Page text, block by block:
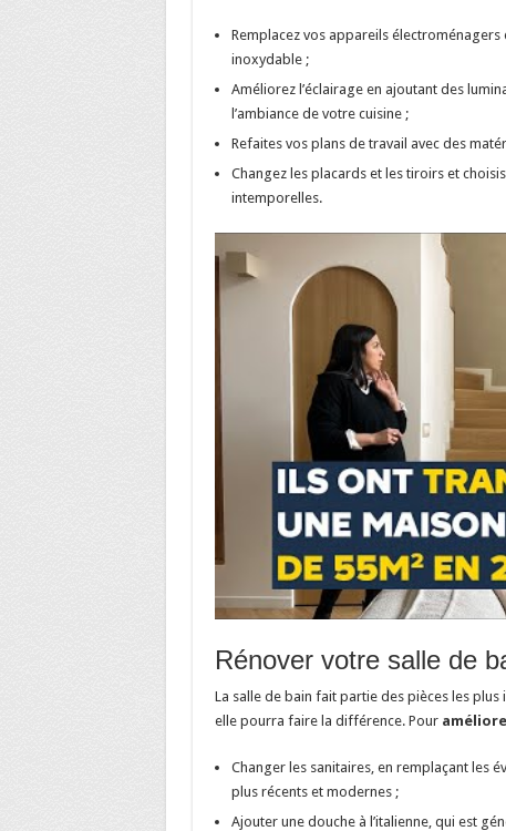
Remplacez vos appareils
inoxydable ;
Améliorez l’éclairage en ajoutant des
l’ambiance de votre cuisine ;
Refaites vos plans de travail avec des
Changez les placards et les tiroirs et
intemporelles.
Rénover votre salle de
La salle de bain fait partie des pièces les
elle pourra faire la différence. Pour
Changer les sanitaires, en remplaçant les
plus récents et modernes ;
Ajouter une douche à l’italienne, qui est